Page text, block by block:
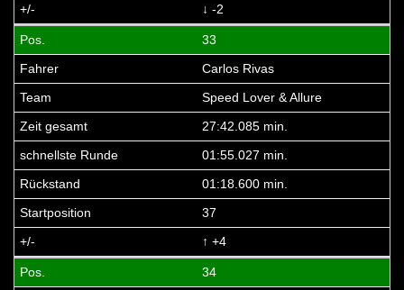
↓ -2
33
Carlos Rivas
Speed Lover & Allure
27:42.085 min.
01:55.027 min.
01:18.600 min.
37
↑ +4
34